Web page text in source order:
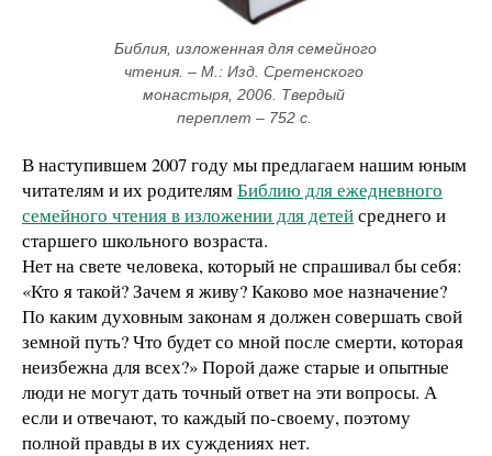
Библия, изложенная для семейного
чтения. – М.: Изд. Сретенского
монастыря, 2006. Твердый
переплет – 752 с.
В наступившем 2007 году мы предлагаем нашим юным
читателям и их родителямБиблию для ежедневного
семейного чтения в изложении для детейсреднего и
старшего школьного возраста.
Нет на свете человека, который не спрашивал бы себя:
«Кто я такой? Зачем я живу? Каково мое назначение?
По каким духовным законам я должен совершать свой
земной путь? Что будет со мной после смерти, которая
неизбежна для всех?» Порой даже старые и опытные
люди не могут дать точный ответ на эти вопросы. А
если и отвечают, то каждый по-своему, поэтому
полной правды в их суждениях нет.